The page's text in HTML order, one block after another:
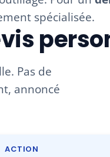
spécialisée.
Pas de
annoncé
ACTION